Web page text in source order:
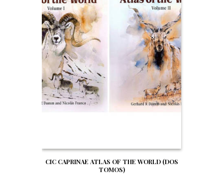
CIC CAPRINAE ATLAS OF THE WORLD (DOS
TOMOS)